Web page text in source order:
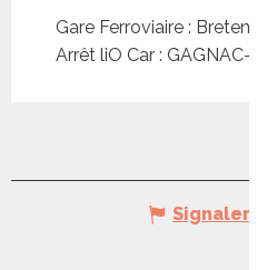
Gare Ferroviaire :
Arrêt liO Car : GAGNAC-
Signaler